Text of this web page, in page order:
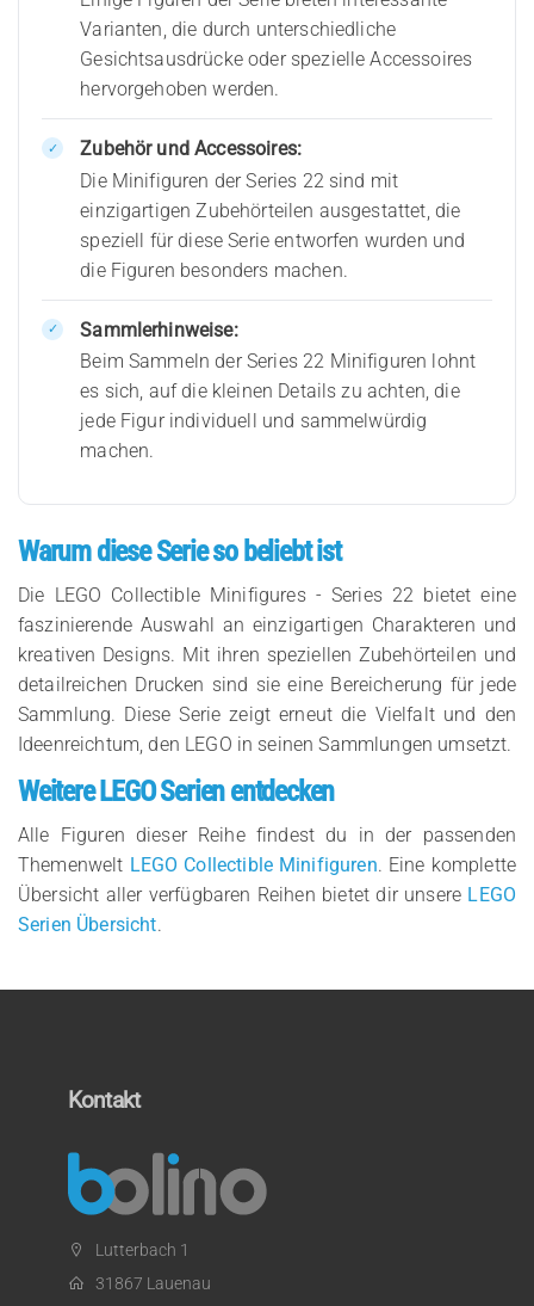
Varianten, die durch unterschiedliche
Gesichtsausdrücke oder spezielle Accessoires
hervorgehoben werden.
Zubehör und Accessoires:
Die Minifiguren der Series 22 sind mit
einzigartigen Zubehörteilen ausgestattet, die
speziell für diese Serie entworfen wurden und
die Figuren besonders machen.
Sammlerhinweise:
Beim Sammeln der Series 22 Minifiguren lohnt
es sich, auf die kleinen Details zu achten, die
jede Figur individuell und sammelwürdig
machen.
Warum diese Serie so beliebt ist
Die LEGO Collectible Minifigures - Series 22 bietet eine
faszinierende Auswahl an einzigartigen Charakteren und
kreativen Designs. Mit ihren speziellen Zubehörteilen und
detailreichen Drucken sind sie eine Bereicherung für jede
Sammlung. Diese Serie zeigt erneut die Vielfalt und den
Ideenreichtum, den LEGO in seinen Sammlungen umsetzt.
Weitere LEGO Serien entdecken
Alle Figuren dieser Reihe findest du in der passenden
Themenwelt LEGO Collectible Minifiguren. Eine komplette
Übersicht aller verfügbaren Reihen bietet dir unsere LEGO
Serien Übersicht.
Kontakt
Lutterbach 1
31867 Lauenau